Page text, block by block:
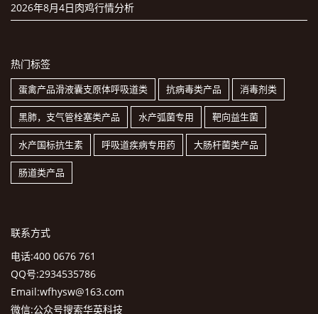
2026年8月4日肉鸡行情分析
热门标签
蛋禽产品滑液囊支原体呼吸道类 抗病毒类产品 消毒剂类
黑肺，支气管栓塞类产品 水产弧菌专用 靶向益生菌
水产国标抗生素 呼吸道疾病专用药 大肠杆菌类产品
肠道类产品
联系方式
电话:400 0676 761
QQ号:2934535786
Email:wfhysw@163.com
微信:公众号搜索华英科技